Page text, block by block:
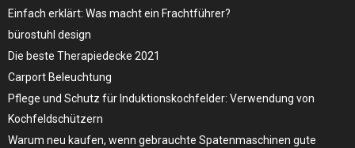
Einfach erklärt: Was macht ein Frachtführer?
bürostuhl design
Die beste Therapiedecke 2021
Carport Beleuchtung
Pflege und Schutz für Induktionskochfelder: Verwendung von
Kochfeldschützern
Warum neu kaufen, wenn gebrauchte Spatenmaschinen gute